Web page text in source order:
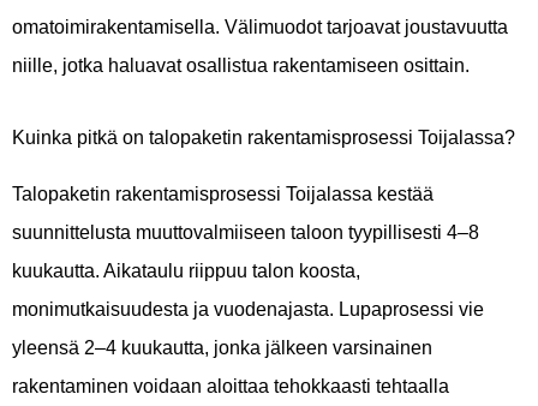
omatoimirakentamisella. Välimuodot tarjoavat joustavuutta
niille, jotka haluavat osallistua rakentamiseen osittain.
Kuinka pitkä on talopaketin rakentamisprosessi Toijalassa?
Talopaketin rakentamisprosessi Toijalassa kestää
suunnittelusta muuttovalmiiseen taloon tyypillisesti 4–8
kuukautta. Aikataulu riippuu talon koosta,
monimutkaisuudesta ja vuodenajasta. Lupaprosessi vie
yleensä 2–4 kuukautta, jonka jälkeen varsinainen
rakentaminen voidaan aloittaa tehokkaasti tehtaalla